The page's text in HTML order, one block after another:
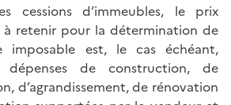
cessions d’immeubles, le prix
à retenir pour la détermination de
imposable est, le cas échéant,
dépenses de construction, de
d’agrandissement, de rénovation